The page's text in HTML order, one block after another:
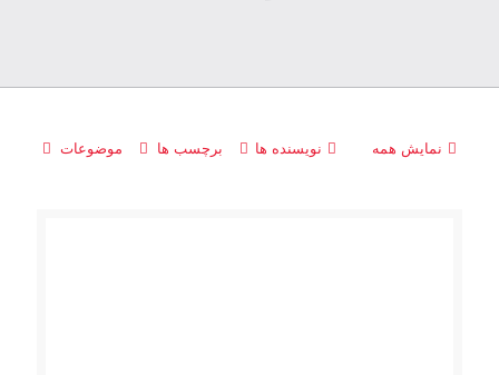
موضوعات برچسب ها نویسنده ها نمایش همه